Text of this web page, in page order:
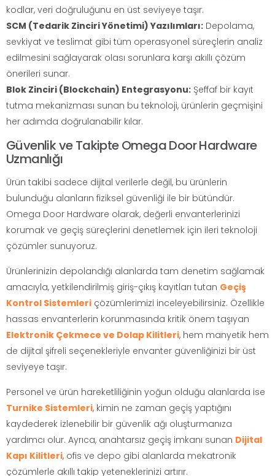
kodlar, veri doğruluğunu en üst seviyeye taşır.
SCM (Tedarik Zinciri Yönetimi) Yazılımları: Depolama,
sevkiyat ve teslimat gibi tüm operasyonel süreçlerin analiz
edilmesini sağlayarak olası sorunlara karşı akıllı çözüm
önerileri sunar.
Blok Zinciri (Blockchain) Entegrasyonu: Şeffaf bir kayıt
tutma mekanizması sunan bu teknoloji, ürünlerin geçmişini
her adımda doğrulanabilir kılar.
Güvenlik ve Takipte Omega Door Hardware
Uzmanlığı
Ürün takibi sadece dijital verilerle değil, bu ürünlerin
bulunduğu alanların fiziksel güvenliği ile bir bütündür.
Omega Door Hardware olarak, değerli envanterlerinizi
korumak ve geçiş süreçlerini denetlemek için ileri teknoloji
çözümler sunuyoruz.
Ürünlerinizin depolandığı alanlarda tam denetim sağlamak
amacıyla, yetkilendirilmiş giriş-çıkış kayıtları tutan Geçiş
Kontrol Sistemleri çözümlerimizi inceleyebilirsiniz. Özellikle
hassas envanterlerin korunmasında kritik önem taşıyan
Elektronik Çekmece ve Dolap Kilitleri, hem manyetik hem
de dijital şifreli seçenekleriyle envanter güvenliğinizi bir üst
seviyeye taşır.
Personel ve ürün hareketliliğinin yoğun olduğu alanlarda ise
Turnike Sistemleri, kimin ne zaman geçiş yaptığını
kaydederek izlenebilir bir güvenlik ağı oluşturmanıza
yardımcı olur. Ayrıca, anahtarsız geçiş imkanı sunan Dijital
Kapı Kilitleri, ofis ve depo gibi alanlarda mekatronik
çözümlerle akıllı takip yeteneklerinizi artırır.